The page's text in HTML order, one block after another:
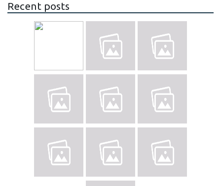
Recent posts